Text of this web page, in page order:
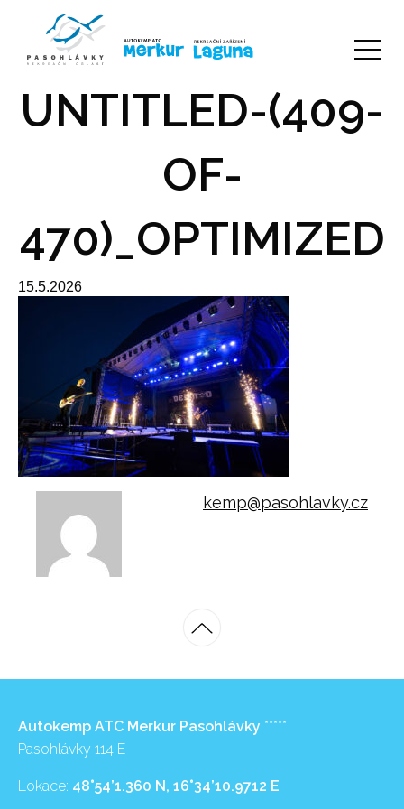
UNTITLED-(409-
OF-
470)_OPTIMIZED
15.5.2026
kemp@pasohlavky.cz
Autokemp ATC Merkur Pasohlávky *****
Pasohlávky 114 E
Lokace: 48°54’1.360 N, 16°34’10.9712 E